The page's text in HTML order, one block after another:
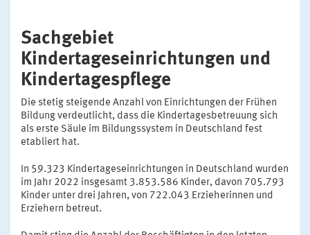
Sachgebiet
Kindertageseinrichtungen und
Kindertagespflege
Die stetig steigende Anzahl von Einrichtungen der Frühen
Bildung verdeutlicht, dass die Kindertagesbetreuung sich
als erste Säule im Bildungssystem in Deutschland fest
etabliert hat.
In 59.323 Kindertageseinrichtungen in Deutschland wurden
im Jahr 2022 insgesamt 3.853.586 Kinder, davon 705.793
Kinder unter drei Jahren, von 722.043 Erzieherinnen und
Erziehern betreut.